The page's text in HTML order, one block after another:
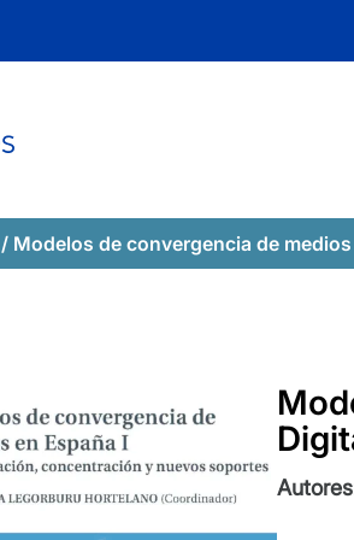
/ Modelos de convergencia de